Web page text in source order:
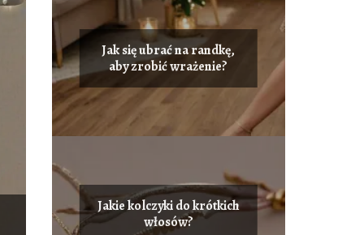
Jak się ubrać na randkę,
aby zrobić wrażenie?
Jakie kolczyki do krótkich
włosów?